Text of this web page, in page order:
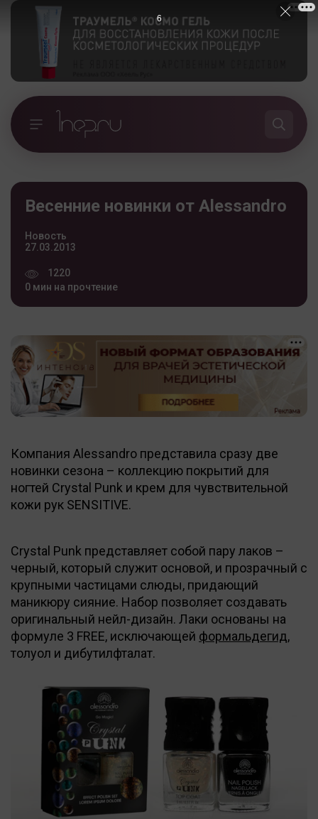
Весенние новинки от Alessandro
Новость
27.03.2013
1220
0 мин на прочтение
Компания Alessandro представила сразу две
новинки сезона – коллекцию покрытий для
ногтей Crystal Punk и крем для чувствительной
кожи рук SENSITIVE.
Crystal Punk представляет собой пару лаков –
черный, который служит основой, и прозрачный с
крупными частицами слюды, придающий
маникюру сияние. Набор позволяет создавать
оригинальный нейл-дизайн. Лаки основаны на
формуле 3 FREE, исключающей формальдегид,
толуол и дибутилфталат.
5